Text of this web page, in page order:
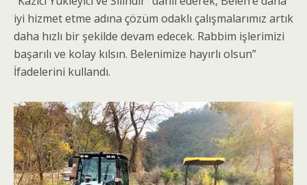
iyi hizmet etme adına çözüm odaklı çalışmalarımız artık
daha hızlı bir şekilde devam edecek. Rabbim işlerimizi
başarılı ve kolay kılsın. Belenimize hayırlı olsun”
İfadelerini kullandı.